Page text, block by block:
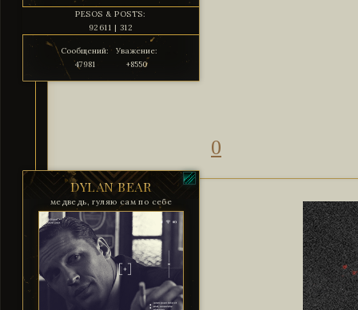
PESOS & POSTS:
92611 | 312
Сообщений:
47981
Уважение:
+8550
0
DYLAN BEAR
медведь, гуляю сам по себе